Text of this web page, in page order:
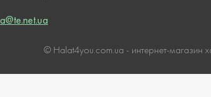
© Нalat4you.com.ua - интернет-магазин